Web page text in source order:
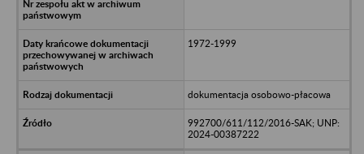
1972-1999
dokumentacja osobowo-płacowa
992700/611/112/2016-SAK; UNP:
2024-00387222